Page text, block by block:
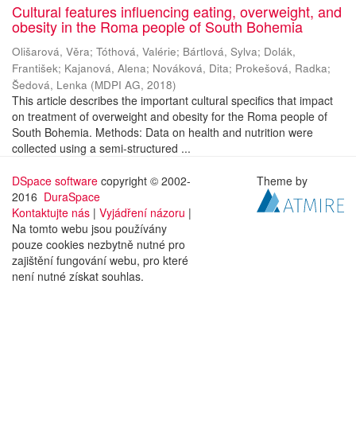
Cultural features influencing eating, overweight, and
obesity in the Roma people of South Bohemia
Olišarová, Věra; Tóthová, Valérie; Bártlová, Sylva; Dolák,
František; Kajanová, Alena; Nováková, Dita; Prokešová, Radka;
Šedová, Lenka (MDPI AG, 2018)
This article describes the important cultural specifics that impact
on treatment of overweight and obesity for the Roma people of
South Bohemia. Methods: Data on health and nutrition were
collected using a semi-structured ...
DSpace software copyright © 2002-
2016 DuraSpace
Kontaktujte nás | Vyjádření názoru |
Na tomto webu jsou používány
pouze cookies nezbytně nutné pro
zajištění fungování webu, pro které
není nutné získat souhlas.
Theme by